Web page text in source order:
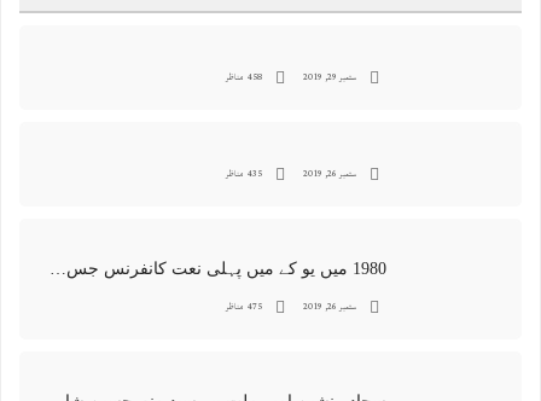
ستمبر 29, 2019 458 مناظر
ستمبر 26, 2019 435 مناظر
ستمبر 26, 2019 475 مناظر